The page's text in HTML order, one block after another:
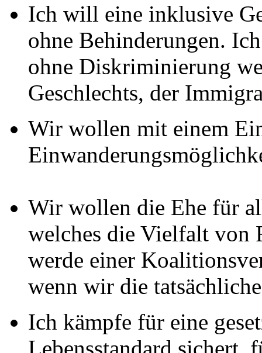
Ich will eine inklusive
ohne Behinderungen.
ohne Diskriminierung
Geschlechts, der
Wir wollen mit einem
Wir wollen die Ehe für
welches die Vielfalt von
werde einer
wenn wir die
Ich kämpfe für eine
Lebensstandard sichert,